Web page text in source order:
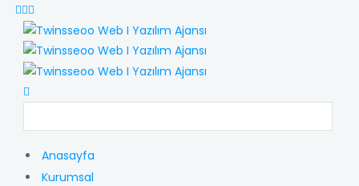
Anasayfa
Kurumsal